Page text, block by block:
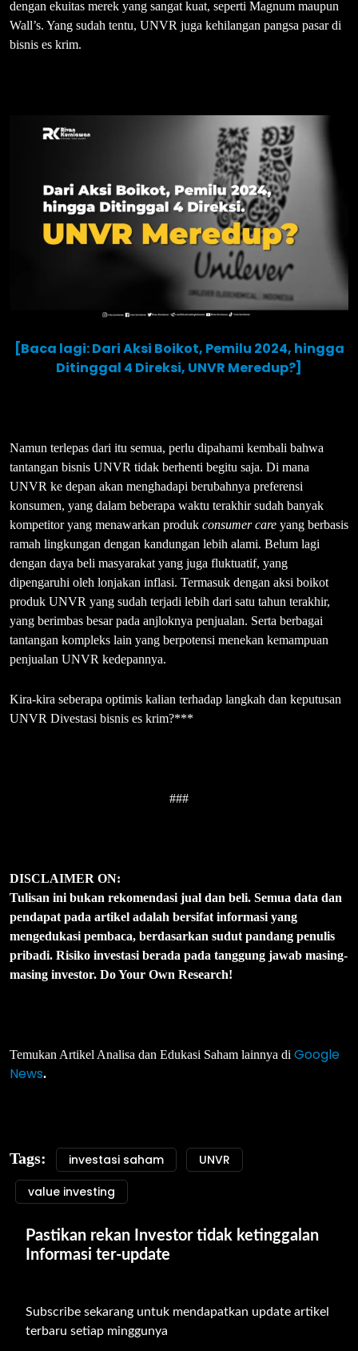
dengan ekuitas merek yang sangat kuat, seperti Magnum maupun
Wall’s. Yang sudah tentu, UNVR juga kehilangan pangsa pasar di
bisnis es krim.
[Baca lagi: Dari Aksi Boikot, Pemilu 2024, hingga
Ditinggal 4 Direksi, UNVR Meredup?]
Namun terlepas dari itu semua, perlu dipahami kembali bahwa
tantangan bisnis UNVR tidak berhenti begitu saja. Di mana
UNVR ke depan akan menghadapi berubahnya preferensi
konsumen, yang dalam beberapa waktu terakhir sudah banyak
kompetitor yang menawarkan produk consumer care yang berbasis
ramah lingkungan dengan kandungan lebih alami. Belum lagi
dengan daya beli masyarakat yang juga fluktuatif, yang
dipengaruhi oleh lonjakan inflasi. Termasuk dengan aksi boikot
produk UNVR yang sudah terjadi lebih dari satu tahun terakhir,
yang berimbas besar pada anjloknya penjualan. Serta berbagai
tantangan kompleks lain yang berpotensi menekan kemampuan
penjualan UNVR kedepannya.
Kira-kira seberapa optimis kalian terhadap langkah dan keputusan
UNVR Divestasi bisnis es krim?***
###
DISCLAIMER ON:
Tulisan ini bukan rekomendasi jual dan beli. Semua data dan
pendapat pada artikel adalah bersifat informasi yang
mengedukasi pembaca, berdasarkan sudut pandang penulis
pribadi. Risiko investasi berada pada tanggung jawab masing-
masing investor. Do Your Own Research!
Temukan Artikel Analisa dan Edukasi Saham lainnya di Google
News.
Tags: investasi saham
UNVR
value investing
Pastikan rekan Investor tidak ketinggalan
Informasi ter-update
Subscribe sekarang untuk mendapatkan update artikel
terbaru setiap minggunya